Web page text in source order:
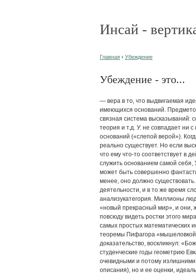
Инсай -
Главная › Убеждение
Убеждение - это...
— вера в то, что выдвигаемая
имеющихся оснований.
связная система высказываний:
теория и т.д. У. не совпадает ни
оснований («слепой верой»).
реально существует. Но если
что ему что-то соответствует в
служить основанием самой
может быть совершенно
менее, оно должно
деятельности, и в то же время
анализукатегория. Миллионы
«новый прекрасный мир», и они,
повсюду видеть ростки этого
самых простых математических
теоремы Пифагора
доказательство, воскликнул:
студенческие годы геометрию
очевидными и потому
описания), но и ее оценки,